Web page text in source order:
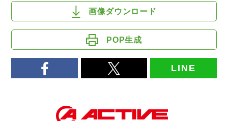
画像ダウンロード
POP生成
LINE